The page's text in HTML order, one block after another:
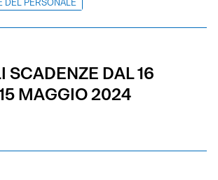
DEL PERSONALE
SCADENZE DAL 16
MAGGIO 2024